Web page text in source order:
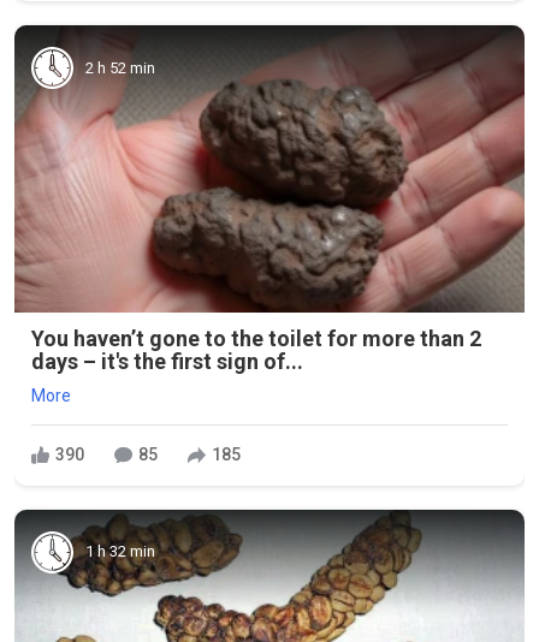
2 h 52 min
You haven’t gone to the toilet for more than 2
days – it's the first sign of...
More
390 85 185
1 h 32 min